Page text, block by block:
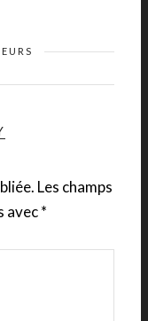
Les champs
avec*